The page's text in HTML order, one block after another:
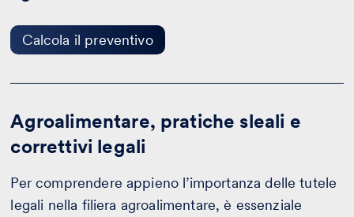
Calcola il preventivo
il
preventivo
Agroalimentare, pratiche sleali e
correttivi legali
Per comprendere appieno l’importanza delle tutele
legali nella filiera agroalimentare, è essenziale